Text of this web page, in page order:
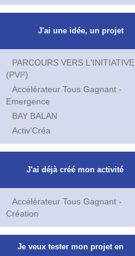
J'ai une idée, un projet
PARCOURS VERS L'INITIATIVE
(PVI²)
Accélérateur Tous Gagnant -
Emergence
BAY BALAN
Activ'Créa
J'ai déjà créé mon activité
Accélérateur Tous Gagnant -
Création
Je veux tester mon projet en